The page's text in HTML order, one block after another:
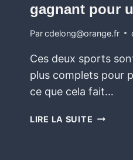
gagnant pour
Parcdelong@orange.fr
Ces deux sports
plus complets pour
ce que cela fait…
LIRE LA SUITE